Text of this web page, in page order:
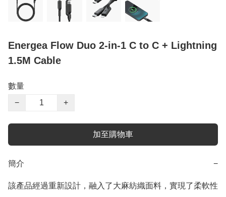
Energea Flow Duo 2-in-1 C to C + Lightning
1.5M Cable
數量
−
+
加至購物車
簡介 −
該產品經過重新設計，融入了大麻紡織面料，實現了柔軟性